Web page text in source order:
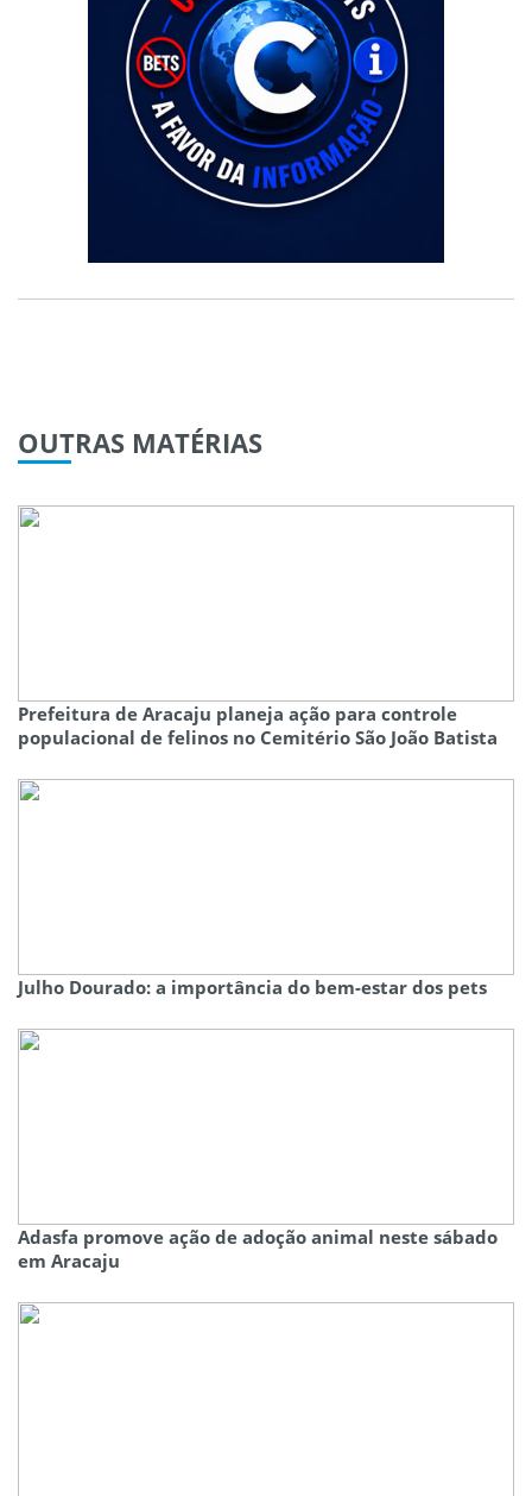
OUTRAS MATÉRIAS
Prefeitura de Aracaju planeja ação para controle
populacional de felinos no Cemitério São João Batista
Julho Dourado: a importância do bem-estar dos pets
Adasfa promove ação de adoção animal neste sábado
em Aracaju